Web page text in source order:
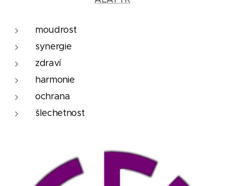
moudrost
synergie
zdraví
harmonie
ochrana
šlechetnost